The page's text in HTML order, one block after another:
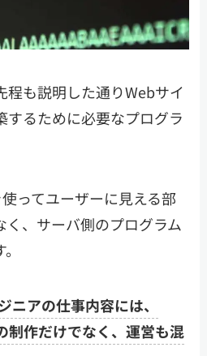
程も説明した通りWebサイ
するために必要なプログラ
ってユーザーに見える部
、サーバ側のプログラム
ニアの仕事内容には、
制作だけでなく、運営も混